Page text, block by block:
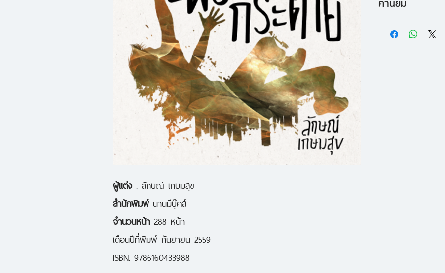
ผู้แต่ง: ลักษณ์ เกษมสุข
สำนักพิมพ์นานมีบุ๊คส์
จำนวนหน้า288 หน้า
เดือนปีที่พิมพ์ กันยายน 2559
ISBN: 9786160433988
ของ "วิเวก" ชาย
ทดลองฆ่าตัวตาย
- รางวัลชนะเลิศ